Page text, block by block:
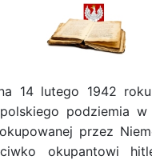
14 lutego 1942
podziemia
przez
okupantowi